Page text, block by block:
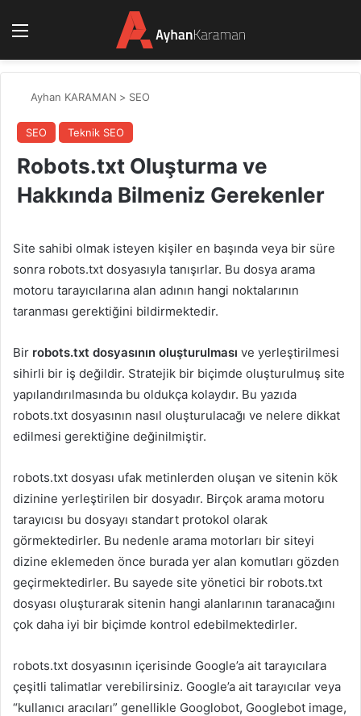
Ayhan KARAMAN > SEO
SEO Teknik SEO
Robots.txt Oluşturma ve
Hakkında Bilmeniz Gerekenler
Site sahibi olmak isteyen kişiler en başında veya bir süre
sonra robots.txt dosyasıyla tanışırlar. Bu dosya arama
motoru tarayıcılarına alan adının hangi noktalarının
taranması gerektiğini bildirmektedir.
Bir robots.txt dosyasının oluşturulması ve yerleştirilmesi
sihirli bir iş değildir. Stratejik bir biçimde oluşturulmuş site
yapılandırılmasında bu oldukça kolaydır. Bu yazıda
robots.txt dosyasının nasıl oluşturulacağı ve nelere dikkat
edilmesi gerektiğine değinilmiştir.
robots.txt dosyası ufak metinlerden oluşan ve sitenin kök
dizinine yerleştirilen bir dosyadır. Birçok arama motoru
tarayıcısı bu dosyayı standart protokol olarak
görmektedirler. Bu nedenle arama motorları bir siteyi
dizine eklemeden önce burada yer alan komutları gözden
geçirmektedirler. Bu sayede site yönetici bir robots.txt
dosyası oluşturarak sitenin hangi alanlarının taranacağını
çok daha iyi bir biçimde kontrol edebilmektedirler.
robots.txt dosyasının içerisinde Google’a ait tarayıcılara
çeşitli talimatlar verebilirsiniz. Google’a ait tarayıcılar veya
“kullanıcı aracıları” genellikle Googlobot, Googlebot image,